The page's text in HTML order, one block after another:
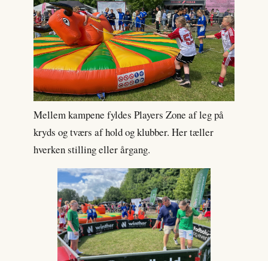
Mellem kampene fyldes Players Zone af leg på
kryds og tværs af hold og klubber. Her tæller
hverken stilling eller årgang.